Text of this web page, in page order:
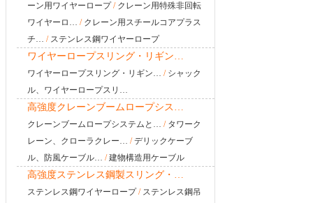
ーン用ワイヤーロープ/ クレーン用特殊非回転
ワイヤーロ… / クレーン用スチールコアプラス
チ… / ステンレス鋼ワイヤーロープ
ワイヤーロープスリング・リギン…
ワイヤーロープスリング・リギン… / シャック
ル、ワイヤーロープスリ…
高強度クレーンブームロープシス…
クレーンブームロープシステムと… / タワーク
レーン、クローラクレー… /デリックケーブ
ル、防風ケーブル… /建物構造用ケーブル
高強度ステンレス鋼製スリング・…
ステンレス鋼ワイヤーロープ/ ステンレス鋼吊